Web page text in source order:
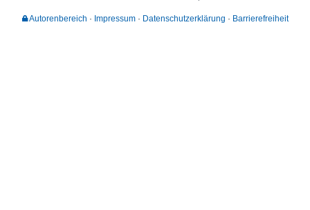
Autorenbereich Impressum Datenschutzerklärung Barrierefreiheit